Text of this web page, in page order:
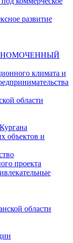
развитие
климата и
области
объектов и
проекта
области